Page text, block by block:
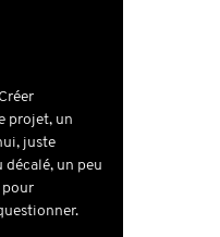
projet, un
juste
décalé, un peu
pour